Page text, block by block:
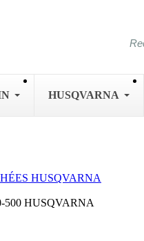
HUSQVARNA
HUSQVARNA
500 HUSQVARNA